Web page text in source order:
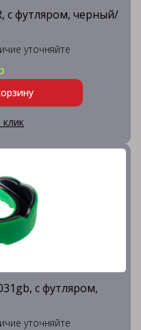
с футляром, черный/
уточняйте
клик
с футляром,
уточняйте